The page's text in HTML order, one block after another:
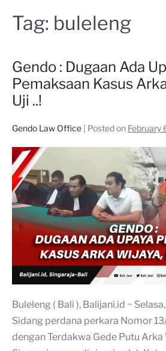
Tag: buleleng
Gendo : Dugaan Ada
Pemaksaan Kasus
Uji ..!
Gendo Law Office Posted on February
Buleleng ( Bali ), Balijani.id ~
Sidang perdana perkara Nomor
dengan Terdakwa Gede Putu Arka